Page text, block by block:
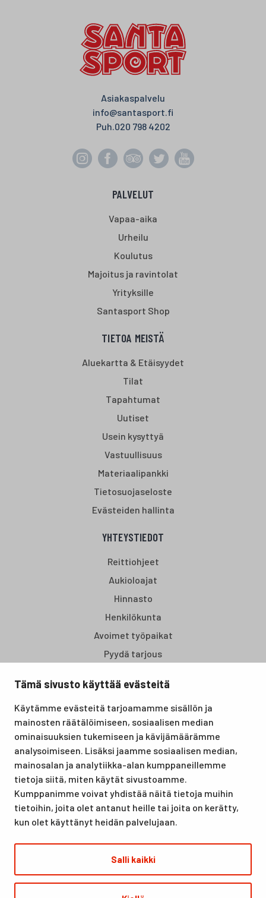
Tämä sivusto käyttää evästeitä
Käytämme evästeitä tarjoamamme sisällön ja
mainosten räätälöimiseen, sosiaalisen median
ominaisuuksien tukemiseen ja kävijämäärämme
analysoimiseen. Lisäksi jaamme sosiaalisen median,
mainosalan ja analytiikka-alan kumppaneillemme
tietoja siitä, miten käytät sivustoamme.
Kumppanimme voivat yhdistää näitä tietoja muihin
tietoihin, joita olet antanut heille tai joita on kerätty,
kun olet käyttänyt heidän palvelujaan.
Salli kaikki
Asiakaspalvelu
info@santasport.fi
Puh.020 798 4202
PALVELUT
Vapaa-aika
Urheilu
Koulutus
Majoitus ja ravintolat
Yrityksille
Santasport Shop
TIETOA MEISTÄ
Aluekartta & Etäisyydet
Tilat
Tapahtumat
Uutiset
Usein kysyttyä
Vastuullisuus
Materiaalipankki
Tietosuojaseloste
Evästeiden hallinta
YHTEYSTIEDOT
Reittiohjeet
Aukioloajat
Hinnasto
Henkilökunta
Avoimet työpaikat
Pyydä tarjous
koulutus- ja vapaa-ajan keskus, joka tarjoaa puitteet niin
lomille, harrastuksille kuin kansainvälisen tason
urheilutapahtumillekin. Santasport on myös virallinen
olympiavalmennuskeskus lumi- ja jääurheilulajeissa sekä
taitovalmennuksessa.